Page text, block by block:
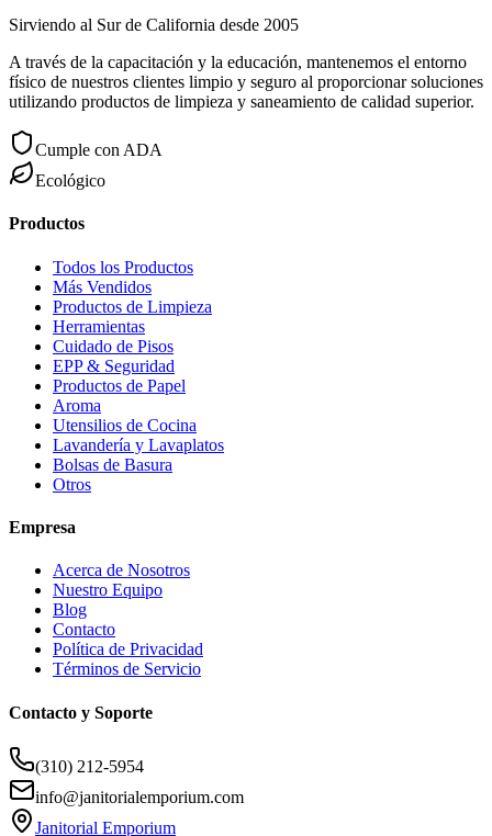
Sirviendo al Sur de California desde 2005
A través de la capacitación y la educación, mantenemos el entorno
físico de nuestros clientes limpio y seguro al proporcionar soluciones
utilizando productos de limpieza y saneamiento de calidad superior.
Cumple con ADA
Ecológico
Productos
Todos los Productos
Más Vendidos
Productos de Limpieza
Herramientas
Cuidado de Pisos
EPP & Seguridad
Productos de Papel
Aroma
Utensilios de Cocina
Lavandería y Lavaplatos
Bolsas de Basura
Otros
Empresa
Acerca de Nosotros
Nuestro Equipo
Blog
Contacto
Política de Privacidad
Términos de Servicio
Contacto y Soporte
(310) 212-5954
info@janitorialemporium.com
Janitorial Emporium